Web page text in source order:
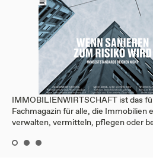
IMMOBILIENWIRTSCHAFT ist das
Fachmagazin für alle, die Immobilien
verwalten, vermitteln, pflegen oder